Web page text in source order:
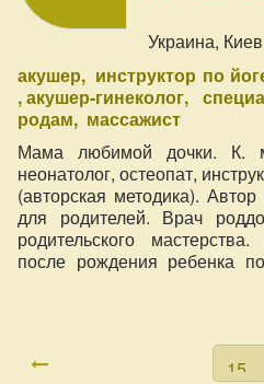
Украина, Киев
акушер
инструктор по
акушер-гинеколог
родам
массажист
Мама любимой дочки. К.
неонатолог, остеопат,
(авторская методика).
для родителей. Врач
родительского
после рождения ребенка